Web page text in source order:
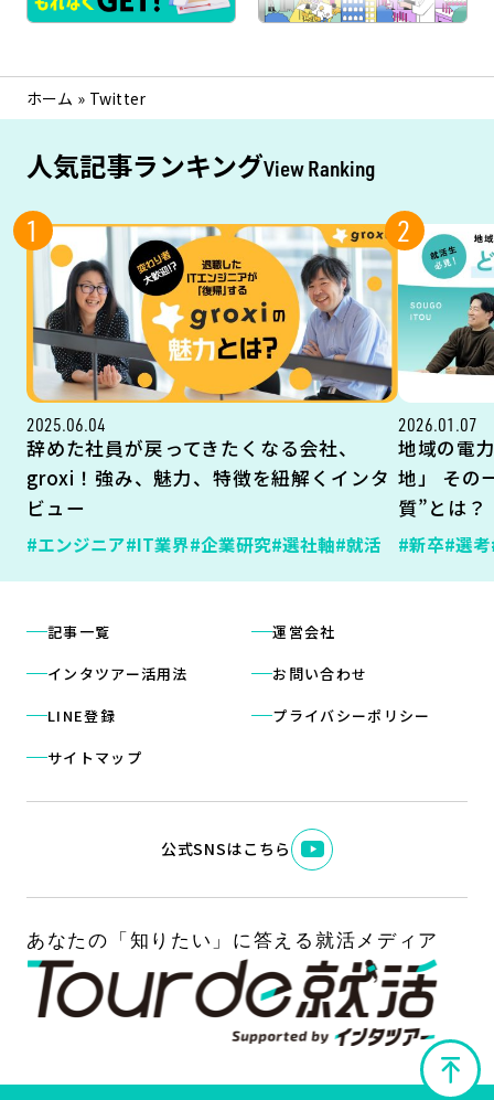
ホーム » Twitter
人気記事ランキングView Ranking
1
2025.06.04
辞めた社員が戻ってきたくなる会社、
groxi！強み、魅力、特徴を紐解くインタ
ビュー
#エンジニア#IT業界#企業研究#選社軸#就活
2
2026.01.07
地域の電
地」 その
質”とは？
#新卒#選考
記事一覧
インタツアー活用法
LINE登録
サイトマップ
運営会社
お問い合わせ
プライバシーポリシー
公式SNSはこちら